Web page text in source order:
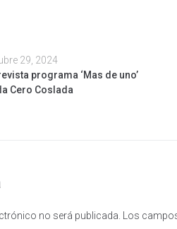
29, 2024
programa ‘Mas de uno’
Cero Coslada
no será publicada. Los